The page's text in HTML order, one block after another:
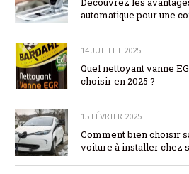
automatique pour une
14 JUILLET 2025
Quel nettoyant vanne
choisir en 2025 ?
15 FÉVRIER 2025
Comment bien choisir
voiture à installer chez